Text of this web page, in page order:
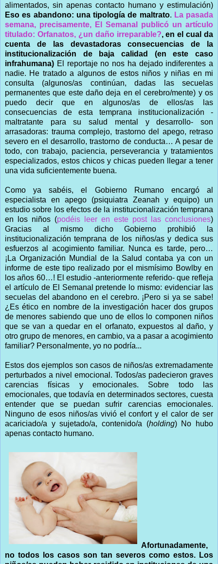
alimentados, sin apenas contacto humano y estimulación)
Eso es abandono: una tipología de maltrato. La pasada
semana, precisamente, El Semanal publicó un artículo
titulado: Orfanatos, ¿un daño irreparable?, en el cual da
cuenta de las devastadoras consecuencias de la
institucionalización de baja calidad (en este caso
infrahumana) El reportaje no nos ha dejado indiferentes a
nadie. He tratado a algunos de estos niños y niñas en mi
consulta (algunos/as continúan, dadas las secuelas
permanentes que este daño deja en el cerebro/mente) y os
puedo decir que en algunos/as de ellos/as las
consecuencias de esta temprana institucionalización -
maltratante para su salud mental y desarrollo- son
arrasadoras: trauma complejo, trastorno del apego, retraso
severo en el desarrollo, trastorno de conducta… A pesar de
todo, con trabajo, paciencia, perseverancia y tratamientos
especializados, estos chicos y chicas pueden llegar a tener
una vida suficientemente buena.
Como ya sabéis, el Gobierno Rumano encargó al
especialista en apego (psiquiatra Zeanah y equipo) un
estudio sobre los efectos de la institucionalización temprana
en los niños (podéis leer en este post las conclusiones)
Gracias al mismo dicho Gobierno prohibió la
institucionalización temprana de los niños/as y dedica sus
esfuerzos al acogimiento familiar. Nunca es tarde, pero…
¡La Organización Mundial de la Salud contaba ya con un
informe de este tipo realizado por el mismísimo Bowlby en
los años 60…! El estudio -anteriormente referido- que refleja
el artículo de El Semanal pretende lo mismo: evidenciar las
secuelas del abandono en el cerebro. ¡Pero si ya se sabe!
¿Es ético en nombre de la investigación hacer dos grupos
de menores sabiendo que uno de ellos lo componen niños
que se van a quedar en el orfanato, expuestos al daño, y
otro grupo de menores, en cambio, va a pasar a acogimiento
familiar? Personalmente, yo no podría...
Estos dos ejemplos son casos de niños/as extremadamente
perturbados a nivel emocional. Todos/as padecieron graves
carencias físicas y emocionales. Sobre todo las
emocionales, que todavía en determinados sectores, cuesta
entender que se puedan sufrir carencias emocionales.
Ninguno de esos niños/as vivió el confort y el calor de ser
acariciado/a y sujetado/a, contenido/a (holding) No hubo
apenas contacto humano.
Afortunadamente,
no todos los casos son tan severos como estos. Los